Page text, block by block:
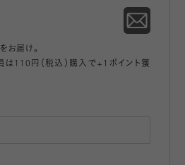
お届け。
は110円（税込）購入で+1ポイント獲